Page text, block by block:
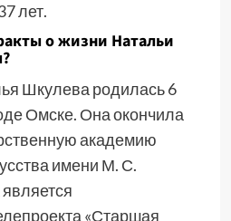
лет.
о жизни Натальи
Шкулева родилась 6
Омске. Она окончила
академию
имени М. С.
«Старшая